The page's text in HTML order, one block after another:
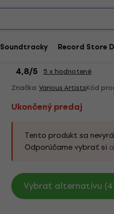
Soundtracky Record Store
Ukončený predaj
Various Artists - J
1969-1984 (3 LP)
4,8/5 5 x hodnotené
Značka:Various ArtistsKód
Ukončený predaj
Tento produkt sa
Odporúčame vybrať si
Vybrať alternatívu